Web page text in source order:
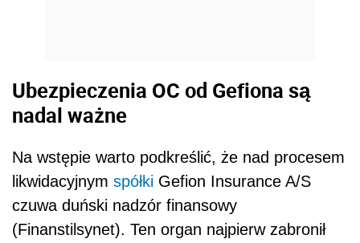
Ubezpieczenia OC od Gefiona są
nadal ważne
Na wstępie warto podkreślić, że nad procesem
likwidacyjnym spółki Gefion Insurance A/S
czuwa duński nadzór finansowy
(Finanstilsynet). Ten organ najpierw zabronił